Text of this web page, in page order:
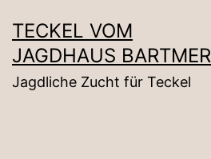
Inhalt
springen
TECKEL VOM
JAGDHAUS BARTMER
Jagdliche Zucht für Teckel